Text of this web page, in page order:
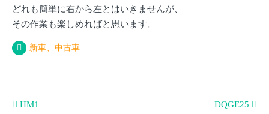
どれも簡単に右から左とはいきませんが、
その作業も楽しめればと思います。
新車、中古車
投HM1 DQGE25